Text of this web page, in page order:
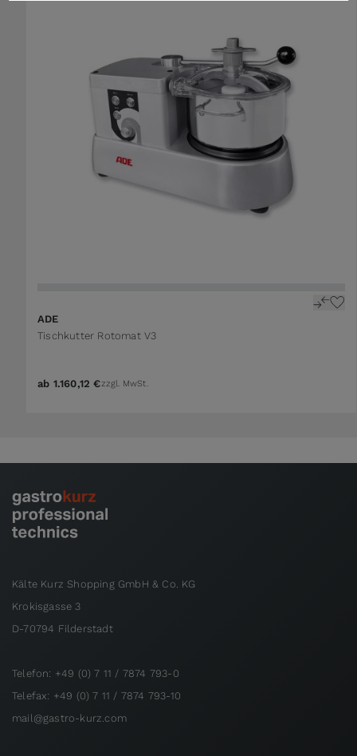
ADE
Tischkutter Rotomat V3
ab 1.160,12 €zzgl. MwSt.
Kälte Kurz Shopping GmbH & Co. KG
Krokisgasse 3
D-70794 Filderstadt
Telefon: +49 (0) 7 11 / 7874 793-0
Telefax: +49 (0) 7 11 / 7874 793-10
mail@gastro-kurz.com